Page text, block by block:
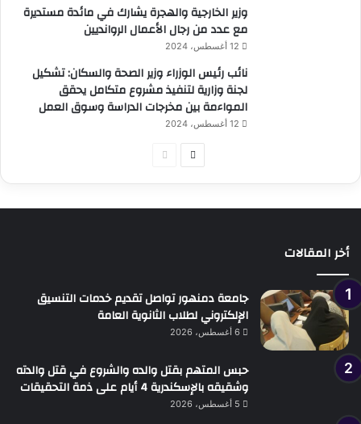
وزير الخارجية والهجرة يشارك في مائدة مستديرة
مع عدد من رجال الأعمال الروانديين
12 أغسطس، 2024
نائب رئيس الوزراء وزير الصحة والسكان: تشكيل
لجنة وزارية لتنفيذ مشروع متكامل يحقق
المواءمة بين مخرجات الدراسة وسوق العمل
12 أغسطس، 2024
الصفحة
أخر المقالات
جامعة دمنهور تواصل تقديم خدمات التنسيق
الإلكتروني لطلاب الثانوية العامة
6 أغسطس، 2026
حبس المتهم بقتل والده والشروع في قتل والدته
وشقيقه بالإسكندرية 4 أيام على ذمة التحقيقات
5 أغسطس، 2026